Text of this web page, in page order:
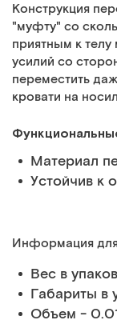
Конструкция
"муфту" со
приятным к
усилий со
переместить
кровати на
Материал
Устойчив к
Информация
Вес в
Габариты в
Объем -